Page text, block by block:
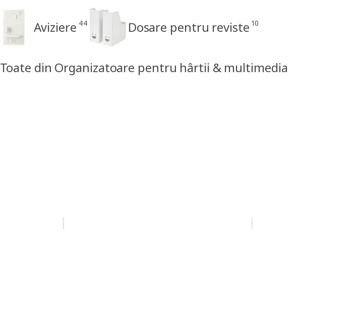
Aviziere 44 Dosare pentru reviste 10
Toate din Organizatoare pentru hârtii & multimedia